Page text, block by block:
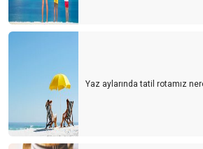
Yaz aylarında tatil rotamız